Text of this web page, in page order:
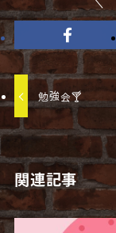
勉強会🍸
関連記事